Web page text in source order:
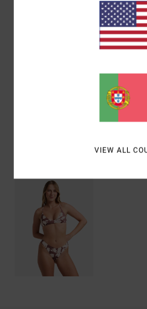
Nó atrás, ao centro
Design com estampado
[Tecido principal]
Envio& Devoluciones
Vistos recentemente
VIEW ALL